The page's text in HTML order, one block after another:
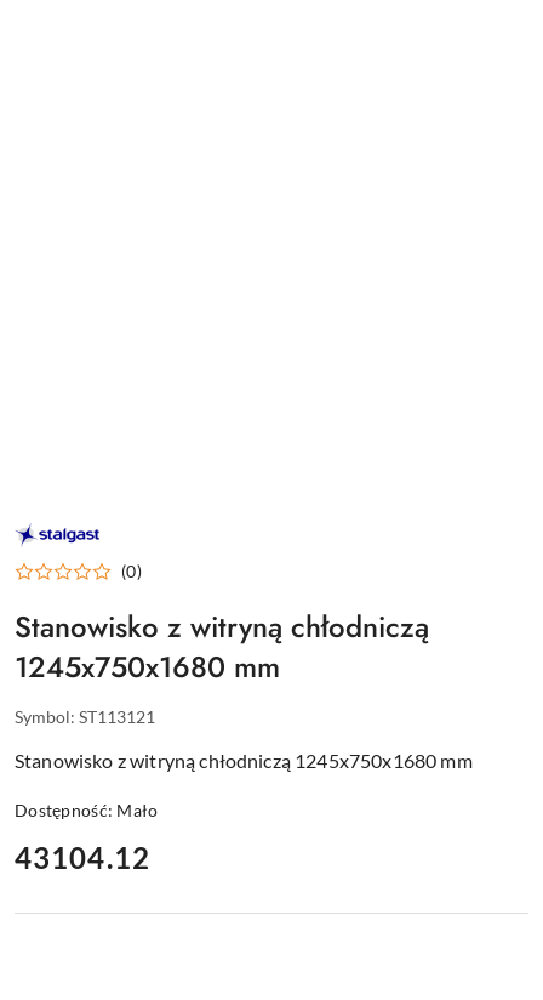
STALGAST
–
WYPOSAŻENIE
DLA
(0)
Stanowisko z witryną chłodniczą
1245x750x1680 mm
Symbol: ST113121
Stanowisko z witryną chłodniczą 1245x750x1680 mm
Dostępność: Mało
cena:
43104.12